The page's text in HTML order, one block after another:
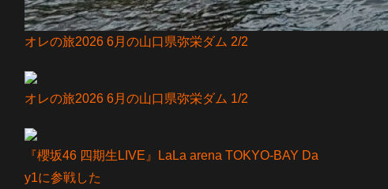
オレの旅2026 6月の山口県弥栄ダム 2/2
オレの旅2026 6月の山口県弥栄ダム 1/2
『櫻坂46 四期生LIVE』LaLa arena TOKYO-BAY Da
y1に参戦した